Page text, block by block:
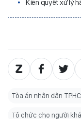
Kiên quyết xử lý
Tòa án nhân dân
Tổ chức cho người